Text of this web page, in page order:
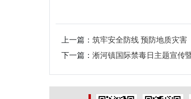
上一篇： 筑牢安全防线 预防地质灾害
下一篇： 淅河镇国际禁毒日主题宣传